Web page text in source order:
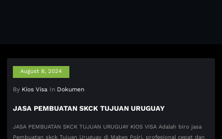
August 8, 2024
By Kios Visa In Dokumen
JASA PEMBUATAN SKCK TUJUAN URUGUAY
JASA PEMBUATAN SKCK TUJUAN URUGUAY KIOS VISA Adalah biro jasa
Pembuatan skck Tujuan Uruguay di Mabes Polri, profesional cepat dan